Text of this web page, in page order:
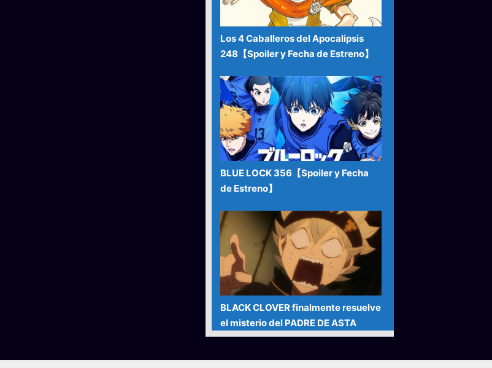
Los 4 Caballeros del Apocalipsis
248【Spoiler y Fecha de Estreno】
BLUE LOCK 356【Spoiler y Fecha
de Estreno】
BLACK CLOVER finalmente resuelve
el misterio del PADRE DE ASTA